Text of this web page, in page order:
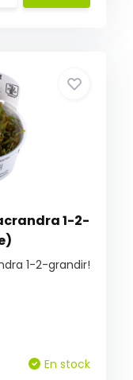
1-2-
1-2-grandir!
En stock